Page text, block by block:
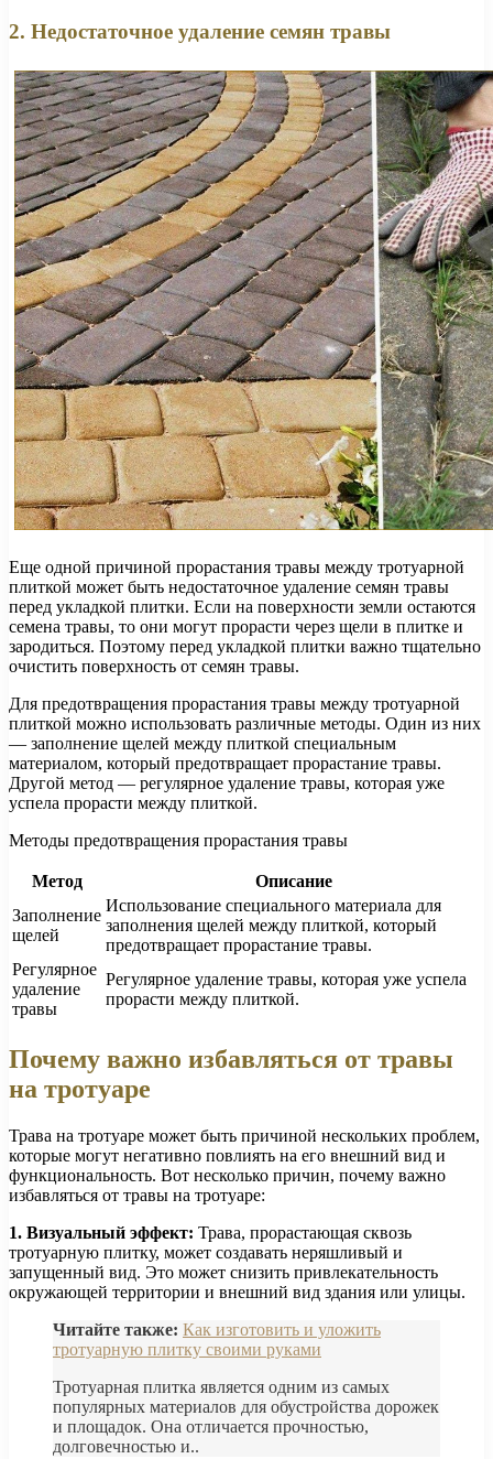
2. Недостаточное удаление семян травы
Еще одной причиной прорастания травы между тротуарной
плиткой может быть недостаточное удаление семян травы
перед укладкой плитки. Если на поверхности земли остаются
семена травы, то они могут прорасти через щели в плитке и
зародиться. Поэтому перед укладкой плитки важно тщательно
очистить поверхность от семян травы.
Для предотвращения прорастания травы между тротуарной
плиткой можно использовать различные методы. Один из них
— заполнение щелей между плиткой специальным
материалом, который предотвращает прорастание травы.
Другой метод — регулярное удаление травы, которая уже
успела прорасти между плиткой.
Методы предотвращения прорастания травы
Метод
Описание
Заполнение
щелей
Использование специального материала для
заполнения щелей между плиткой, который
предотвращает прорастание травы.
Регулярное
удаление
травы
Регулярное удаление травы, которая уже успела
прорасти между плиткой.
Почему важно избавляться от травы
на тротуаре
Трава на тротуаре может быть причиной нескольких проблем,
которые могут негативно повлиять на его внешний вид и
функциональность. Вот несколько причин, почему важно
избавляться от травы на тротуаре:
1. Визуальный эффект: Трава, прорастающая сквозь
тротуарную плитку, может создавать неряшливый и
запущенный вид. Это может снизить привлекательность
окружающей территории и внешний вид здания или улицы.
Читайте также: Как изготовить и уложить
тротуарную плитку своими руками
Тротуарная плитка является одним из самых
популярных материалов для обустройства дорожек
и площадок. Она отличается прочностью,
долговечностью и..